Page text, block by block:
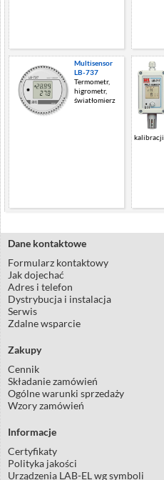
Multisensor
LB-737
Termometr,
higrometr,
światłomierz
kalibracji.
Dane kontaktowe
Formularz kontaktowy
Jak dojechać
Adres i telefon
Dystrybucja i instalacja
Serwis
Zdalne wsparcie
Zakupy
Cennik
Składanie zamówień
Ogólne warunki sprzedaży
Wzory zamówień
Informacje
Certyfikaty
Polityka jakości
Urządzenia LAB-EL wg symboli